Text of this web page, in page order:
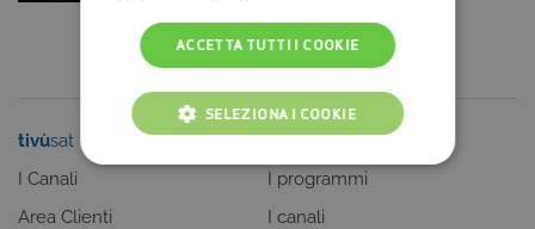
tivùsat
I Canali
Area Clienti
tivùla guida
I programmi
I canali
ACCETTA TUTTI I COOKIE
SELEZIONA I COOKIE
COOKIE TECNICI
COOKIE ANALITICI